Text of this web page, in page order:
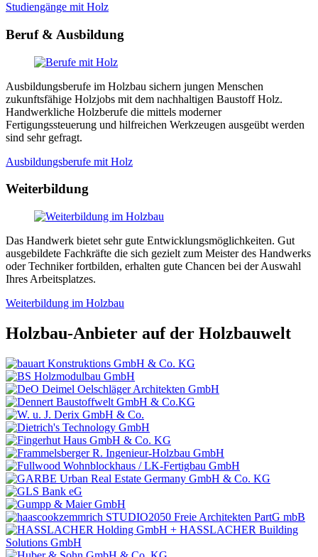
Studiengänge mit Holz
Beruf & Ausbildung
Ausbildungsberufe im Holzbau sichern jungen Menschen
zukunftsfähige Holzjobs mit dem nachhaltigen Baustoff Holz.
Handwerkliche Holzberufe die mittels moderner
Fertigungssteuerung und hilfreichen Werkzeugen ausgeübt werden
sind sehr gefragt.
Ausbildungsberufe mit Holz
Weiterbildung
Das Handwerk bietet sehr gute Entwicklungsmöglichkeiten. Gut
ausgebildete Fachkräfte die sich gezielt zum Meister des Handwerks
oder Techniker fortbilden, erhalten gute Chancen bei der Auswahl
Ihres Arbeitsplatzes.
Weiterbildung im Holzbau
Holzbau-Anbieter auf der Holzbauwelt